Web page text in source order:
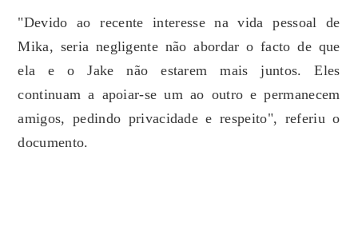
"Devido ao recente interesse na vida pessoal de
Mika, seria negligente não abordar o facto de que
ela e o Jake não estarem mais juntos. Eles
continuam a apoiar-se um ao outro e permanecem
amigos, pedindo privacidade e respeito", referiu o
documento.